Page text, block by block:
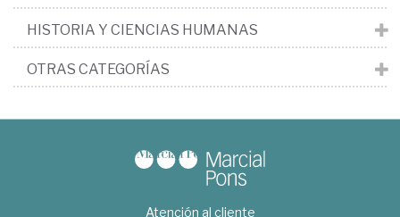
HISTORIA Y CIENCIAS HUMANAS
OTRAS CATEGORÍAS
Atención al cliente